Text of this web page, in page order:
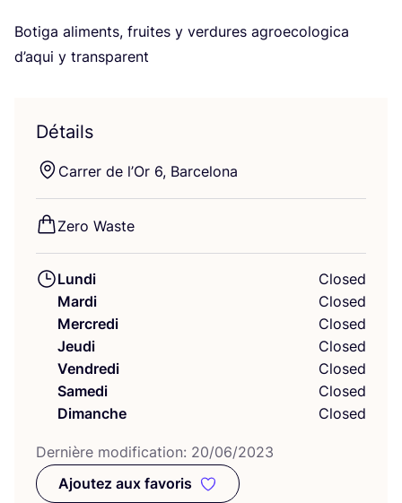
Boti­ga ali­ments, fruites y ver­dures agroe­co­lo­gi­ca
d’a­qui y transparent
Détails
Car­rer de l’Or 6, Barcelona
Zero Waste
Lundi
Closed
Mardi
Closed
Mercredi
Closed
Jeudi
Closed
Vendredi
Closed
Samedi
Closed
Dimanche
Closed
Der­nière modi­fi­ca­tion: 20/06/2023
Ajoutez aux favoris
Ajoutez aux favoris